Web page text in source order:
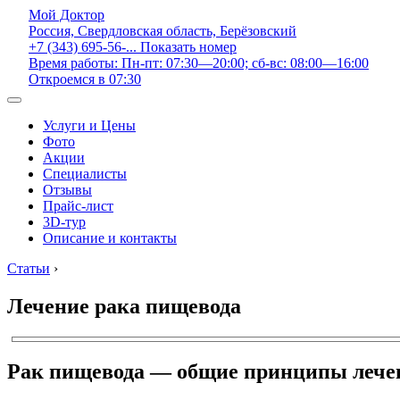
Мой Доктор
Россия, Свердловская область, Берёзовский
+7 (343) 695-56-... Показать номер
Время работы: Пн-пт: 07:30—20:00; сб-вс: 08:00—16:00
Откроемся в 07:30
Услуги и Цены
Фото
Акции
Специалисты
Отзывы
Прайс-лист
3D-тур
Описание и контакты
Статьи ›
Лечение рака пищевода
Рак пищевода — общие принципы